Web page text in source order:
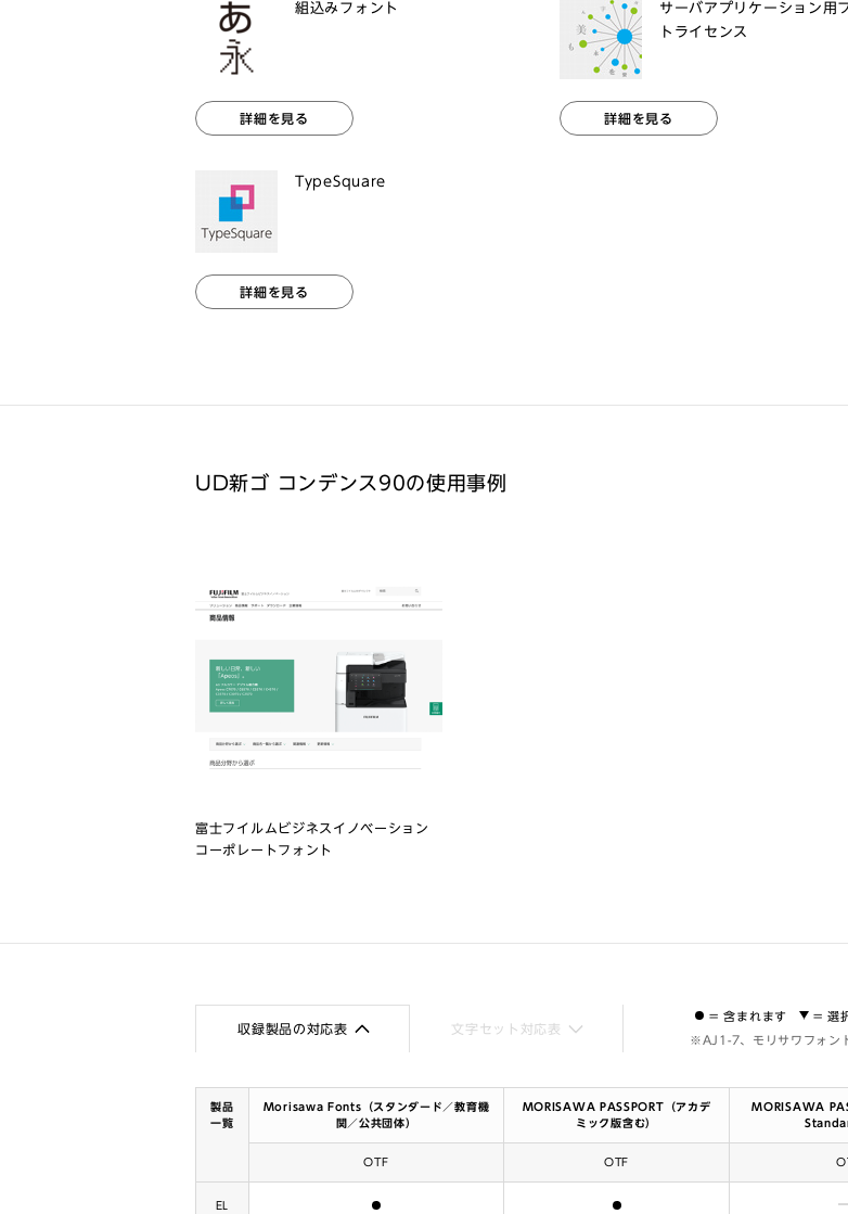
組込みフォント
詳細を見る
サーバアプリケーション用
トライセンス
詳細を見る
TypeSquare
詳細を見る
UD新ゴ コンデンス90の使用事例
富士フイルムビジネスイノベーション
コーポレートフォント
収録製品の対応表 文字セット対応表
= 含まれます = 選
※AJ1-7、モリサワフォン
製品
一覧
Morisawa Fonts（スタンダード／教育機
関／公共団体）
MORISAWA PASSPORT（アカデ
ミック版含む）
MORISAWA
OTF OTF
EL 含まれます